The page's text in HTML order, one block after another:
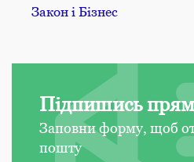
Закон і Бізнес
Підпишись
Заповни форму, щоб
пошту